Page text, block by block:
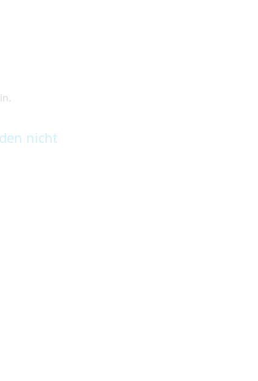
nicht